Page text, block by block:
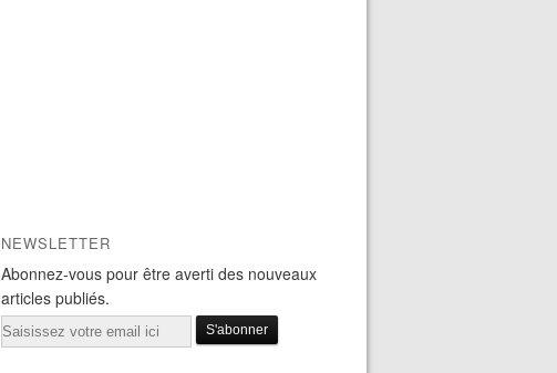
NEWSLETTER
Abonnez-vous pour être averti des nouveaux
articles publiés.
Email